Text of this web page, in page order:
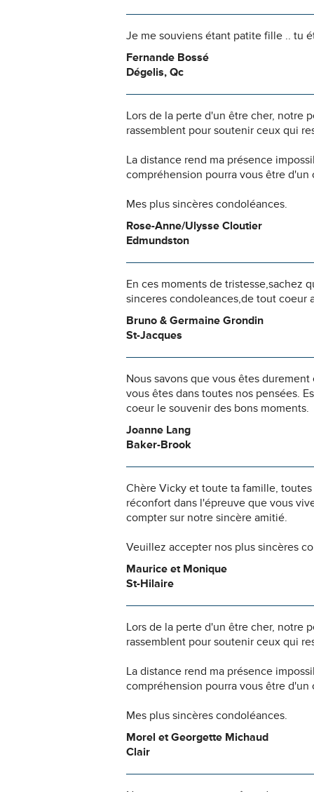
Je me souviens étant patite fille .. tu
Fernande Bossé
Dégelis, Qc
Lors de la perte d'un être cher, notre
rassemblent pour soutenir ceux qui
La distance rend ma présence
compréhension pourra vous être d'un
Mes plus sincères condoléances.
Rose-Anne/Ulysse Cloutier
Edmundston
En ces moments de tristesse,sachez
sinceres condoleances,de tout coeur
Bruno & Germaine Grondin
St-Jacques
Nous savons que vous êtes
vous êtes dans toutes nos pensées.
coeur le souvenir des bons moments.
Joanne Lang
Baker-Brook
Chère Vicky et toute ta famille,
réconfort dans l'épreuve que vous
compter sur notre sincère amitié.
Veuillez accepter nos plus sincères
Maurice et Monique
St-Hilaire
Lors de la perte d'un être cher, notre
rassemblent pour soutenir ceux qui
La distance rend ma présence
compréhension pourra vous être d'un
Mes plus sincères condoléances.
Morel et Georgette Michaud
Clair